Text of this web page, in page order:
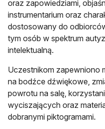
oraz zapowiedziami,
instrumentarium oraz
dostosowany do
tym osób w spektrum
intelektualną.
Uczestnikom zapewniono
na bodźce dźwiękowe,
powrotu na salę,
wyciszających oraz
dobranymi piktogramami.